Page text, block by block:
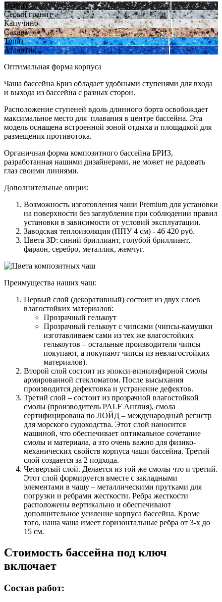
Графит
Серый гранит
Капучино
Сахара
Топаз
Атлантик
Оптимальная форма корпуса
Чаша бассейна Бриз обладает удобными ступенями для входа
и выхода из бассейна с разных сторон.
Расположение ступеней вдоль длинного борта освобождает
максимальное место для плавания в центре бассейна. Эта
модель оснащена встроенной зоной отдыха и площадкой для
размещения противотока.
Органичная форма композитного бассейна БРИЗ,
разработанная нашими дизайнерами, не может не радовать
глаз своими линиями.
Дополнительные опции:
Возможность изготовления чаши Premium для установки
на поверхности без заглубления при соблюдении правил
установки в зависимости от условий эксплуатации.
Заводская теплоизоляция (ППУ 4 см) - 46 420 руб.
Цвета ЗD: синий бриллиант, голубой бриллиант,
фараон, серебро, металлик, жемчуг.
Преимущества наших чаш:
Первый слой (декоративный) состоит из двух слоев
влагостойких материалов:
Прозрачный гелькоут
Прозрачный гелькоут с чипсами (чипсы-камушки
изготавливаем сами из тех же влагостойких
гелькоутов – остальные производители чипсы
покупают, а покупают чипсы из невлагостойких
материалов).
Второй слой состоит из эпокси-винилэфирной смолы
армированной стекломатом. После высыхания
производится дефектовка и устранение дефектов.
Третий слой – состоит из прозрачной влагостойкой
смолы (производитель PALF Англия), смола
сертифицирована по ЛОЙД – международный регистр
для морского судоходства. Этот слой наносится
машиной, что обеспечивает оптимальное сочетание
смолы и материала, а это очень важно для физико-
механических свойств корпуса чаши бассейна. Третий
слой создается за 2 подхода.
Четвертый слой. Делается из той же смолы что и третий.
Этот слой формируется вместе с закладными
элементами в чашу – металлическими прутками для
погрузки и ребрами жесткости. Ребра жесткости
расположены вертикально и обеспечивают
дополнительное усиление корпуса бассейна. Кроме
того, наша чаша имеет горизонтальные ребра от 3-х до
15 см.
Стоимость бассейна под ключ
включает
Состав работ: